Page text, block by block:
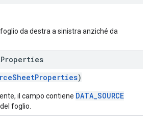
da destra a sinistra anziché da
Properties
)
il campo contiene DATA_SOURCE
foglio.